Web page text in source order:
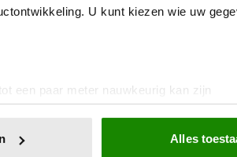
U kunt kiezen wie uw
een paar meter nauwkeurig kan zijn
eigenschappen (fingerprinting)
Alles